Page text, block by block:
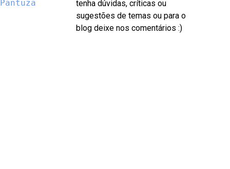
Pantuza
tenha dúvidas, críticas ou
sugestões de temas ou para o
blog deixe nos comentários :)